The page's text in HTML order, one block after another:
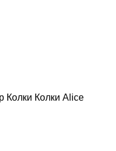
Колки Колки Alice